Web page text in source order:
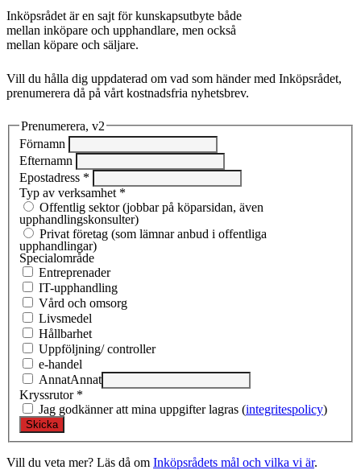
Inköpsrådet är en sajt för kunskapsutbyte både
mellan inköpare och upphandlare, men också
mellan köpare och säljare.
Vill du hålla dig uppdaterad om vad som händer med Inköpsrådet,
prenumerera då på vårt kostnadsfria nyhetsbrev.
Prenumerera, v2
Förnamn
Efternamn
Epostadress *
Typ av verksamhet *
Offentlig sektor (jobbar på köparsidan, även
upphandlingskonsulter)
Privat företag (som lämnar anbud i offentliga
upphandlingar)
Specialområde
Entreprenad­er
IT-upphandling
Vård och omsorg
Livsmedel
Hållbarhet
Uppföljning/ controller
e-handel
AnnatAnnat
Kryssrutor *
Jag godkänner att mina uppgifter lagras (integritespolicy)
Vill du veta mer? Läs då om Inköpsrådets mål och vilka vi är.